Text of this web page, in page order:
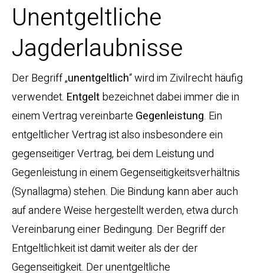
Unentgeltliche
Jagderlaubnisse
Der Begriff „unentgeltlich“ wird im Zivilrecht häufig
verwendet. Entgeltbezeichnet dabei immer die in
einem Vertrag vereinbarte Gegenleistung. Ein
entgeltlicher Vertrag ist also insbesondere ein
gegenseitiger Vertrag, bei dem Leistung und
Gegenleistung in einem Gegenseitigkeitsverhältnis
(Synallagma) stehen. Die Bindung kann aber auch
auf andere Weise hergestellt werden, etwa durch
Vereinbarung einer Bedingung. Der Begriff der
Entgeltlichkeit ist damit weiter als der der
Gegenseitigkeit. Der unentgeltliche